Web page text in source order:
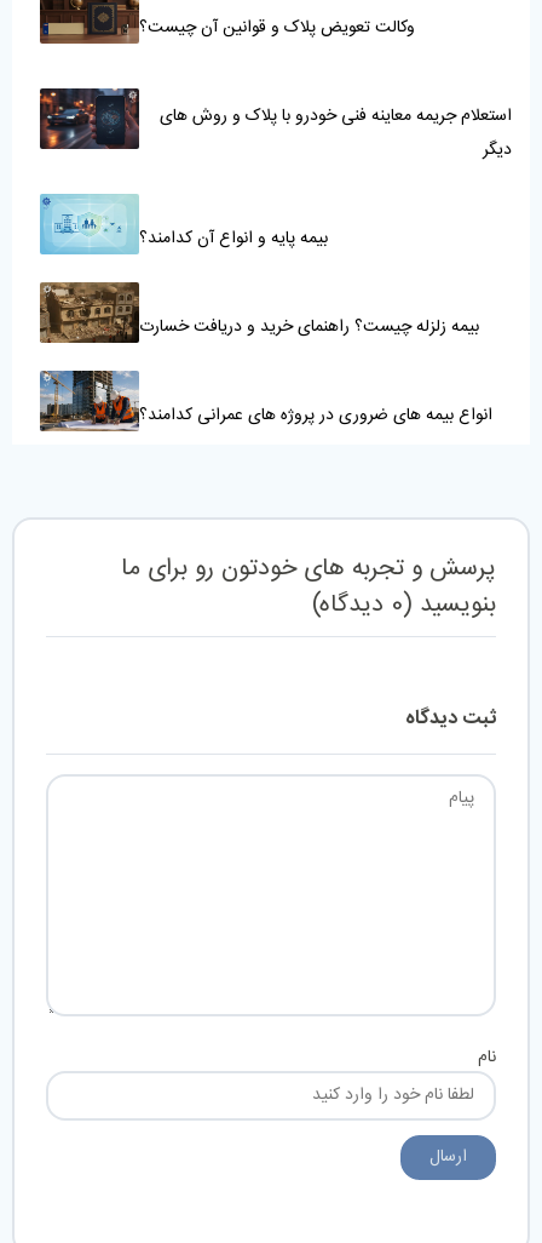
وکالت تعویض پلاک و قوانین آن چیست؟
استعلام جریمه معاینه فنی خودرو با پلاک و روش های
دیگر
بیمه پایه و انواع آن کدامند؟
بیمه زلزله چیست؟ راهنمای خرید و دریافت خسارت
انواع بیمه های ضروری در پروژه های عمرانی کدامند؟
پرسش و تجربه های خودتون رو برای ما
بنویسید (
0 دیدگاه)
ثبت دیدگاه
نام
ارسال